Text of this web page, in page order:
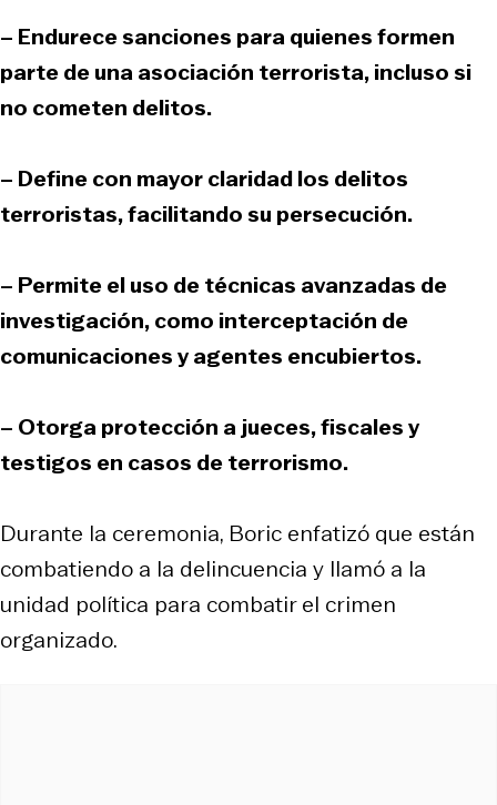
– Endurece sanciones para quienes formen
parte de una asociación terrorista, incluso si
no cometen delitos.
– Define con mayor claridad los delitos
terroristas, facilitando su persecución.
– Permite el uso de técnicas avanzadas de
investigación, como interceptación de
comunicaciones y agentes encubiertos.
– Otorga protección a jueces, fiscales y
testigos en casos de terrorismo.
Durante la ceremonia, Boric enfatizó que están
combatiendo a la delincuencia y llamó a la
unidad política para combatir el crimen
organizado.